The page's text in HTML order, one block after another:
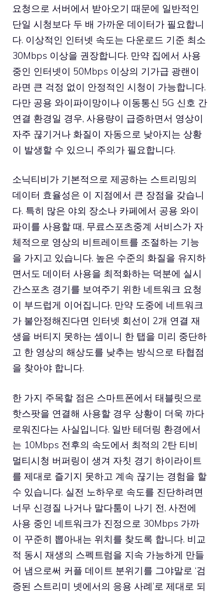
요청으로 서버에서 받아오기 때문에 일반적인
단일 시청보다 두 배 가까운 데이터가 필요합니
다. 이상적인 인터넷 속도는 다운로드 기준 최소
30Mbps 이상을 권장합니다. 만약 집에서 사용
중인 인터넷이 50Mbps 이상의 기가급 광랜이
라면 큰 걱정 없이 안정적인 시청이 가능합니다.
다만 공용 와이파이망이나 이동통신 5G 신호 간
연결 환경일 경우, 사용량이 급증하면서 영상이
자주 끊기거나 화질이 자동으로 낮아지는 상황
이 발생할 수 있으니 주의가 필요합니다.
소닉티비가 기본적으로 제공하는 스트리밍의
데이터 효율성은 이 지점에서 큰 장점을 갖습니
다. 특히 많은 야외 장소나 카페에서 공용 와이
파이를 사용할 때, 무료스포츠중계 서비스가 자
체적으로 영상의 비트레이트를 조절하는 기능
을 가지고 있습니다. 높은 수준의 화질을 유지하
면서도 데이터 사용을 최적화하는 덕분에 실시
간스포츠 경기를 보여주기 위한 네트워크 요청
이 부드럽게 이어집니다. 만약 도중에 네트워크
가 불안정해진다면 인터넷 회선이 2개 연결 재
생을 버티지 못하는 셈이니 한 탭을 미리 중단하
고 한 영상의 해상도를 낮추는 방식으로 타협점
을 찾아야 합니다.
한 가지 주목할 점은 스마트폰에서 태블릿으로
핫스팟을 연결해 사용할 경우 상황이 더욱 까다
로워진다는 사실입니다. 일반 테더링 환경에서
는 10Mbps 전후의 속도에서 최적의 2탄 티비
멀티시청 버퍼링이 생겨 자칫 경기 하이라이트
를 제대로 즐기지 못하고 계속 끊기는 경험을 할
수 있습니다. 실전 노하우로 속도를 진단하려면
너무 신경질 나거나 말다툼이 나기 전, 사전에
사용 중인 네트워크가 진정으로 30Mbps 가까
이 꾸준히 뽑아내는 위치를 찾도록 합니다. 비교
적 동시 재생의 스펙트럼을 지속 가능하게 만들
어 냄으로써 커플 데이트 분위기를 그야말로 ‘검
증된 스트리미 넷에서의 응용 사례’로 제대로 되